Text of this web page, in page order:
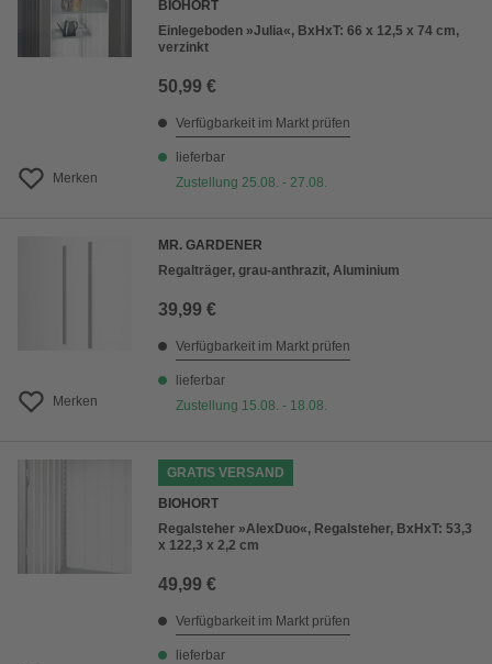
Merken
BIOHORT
Einlegeboden »Julia«, BxHxT: 66 x 12,5 x 74 cm,
verzinkt
50,99 €
Verfügbarkeit im Markt prüfen
lieferbar
Zustellung 25.08. - 27.08.
Merken
MR. GARDENER
Regalträger, grau-anthrazit, Aluminium
39,99 €
Verfügbarkeit im Markt prüfen
lieferbar
Zustellung 15.08. - 18.08.
GRATIS VERSAND
BIOHORT
Regalsteher »AlexDuo«, Regalsteher, BxHxT: 53,3
x 122,3 x 2,2 cm
49,99 €
Verfügbarkeit im Markt prüfen
lieferbar